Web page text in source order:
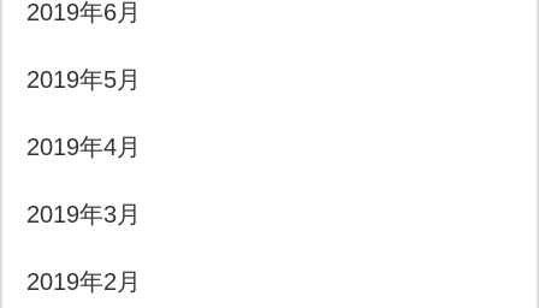
2019年6月
2019年5月
2019年4月
2019年3月
2019年2月